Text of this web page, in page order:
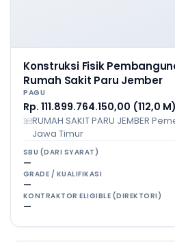
Konstruksi Fisik
Rumah Sakit Paru Jember
PAGU
Rp. 111.899.764.150,00 (112,0 M)
RUMAH SAKIT PARU JEMBER
Jawa Timur
SBU (DARI SYARAT)
—
GRADE / KUALIFIKASI
—
KONTRAKTOR ELIGIBLE (DIREKTORI)
—